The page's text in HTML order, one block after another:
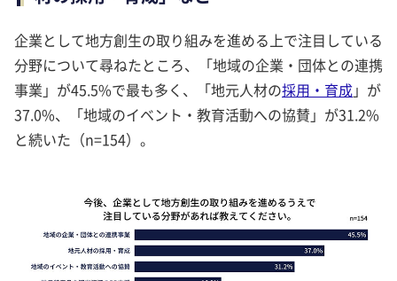
企業として地方創生の取り組みを進める上で注目している
分野について尋ねたところ、「地域の企業・団体との連携
事業」が45.5%で最も多く、「地元人材の採用・育成」が
37.0%、「地域のイベント・教育活動への協賛」が31.2%
と続いた（n=154）。